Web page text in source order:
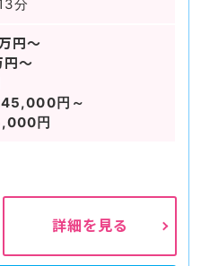
分
円～
円～
円～
円
詳細を見る